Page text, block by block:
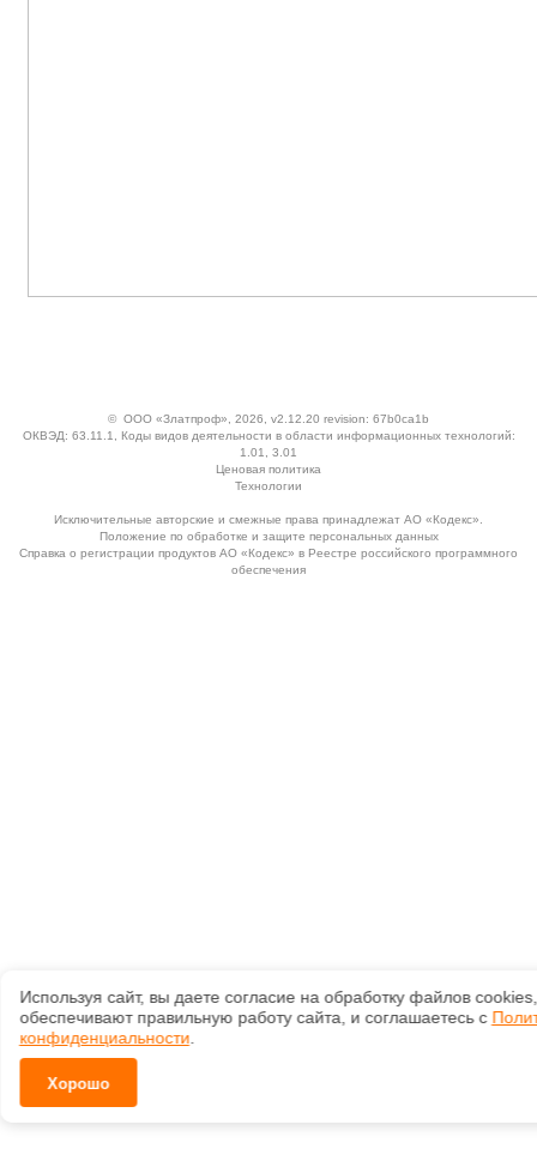
© ООО «Златпроф» , 2026, v2.12.20 revision: 67b0ca1b
ОКВЭД: 63.11.1, Коды видов деятельности в области информационных технологий:
1.01, 3.01
Ценовая политика
Технологии
Исключительные авторские и смежные права принадлежат АО «Кодекс».
Положение по обработке и защите персональных данных
Справка о регистрации продуктов АО «Кодекс» в Реестре российского программного
обеспечения
Используя сайт, вы даете согласие на обработку файлов
обеспечивают правильную работу сайта, и соглашаетесь с
конфиденциальности
Хорошо